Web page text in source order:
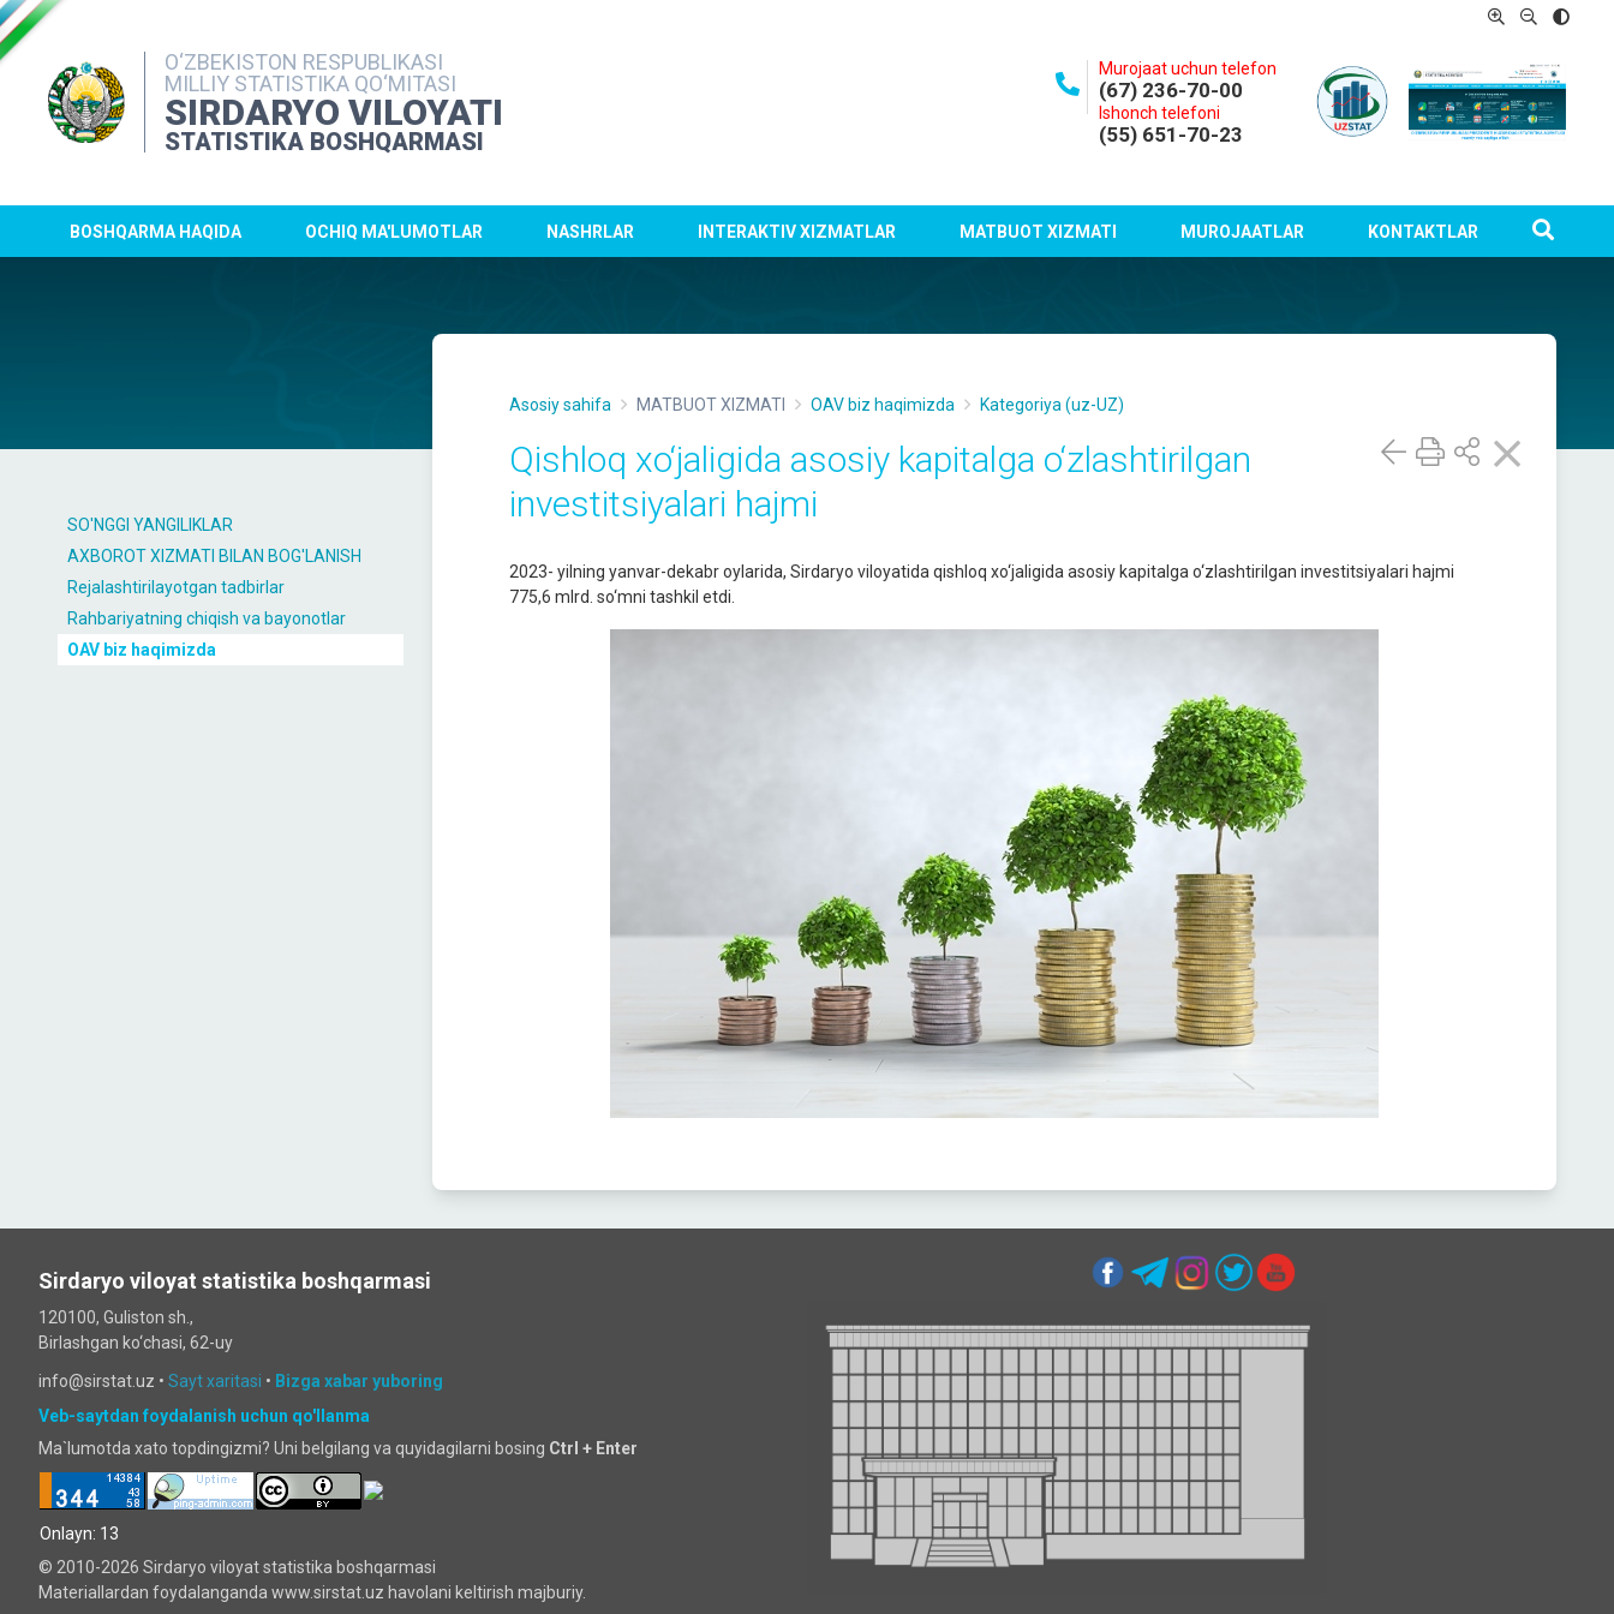
O‘ZBEKISTON RESPUBLIKASI
MILLIY STATISTIKA QO‘MITASI
SIRDARYO VILOYATI
STATISTIKA BOSHQARMASI
Murojaat uchun telefon
(67) 236-70-00
Ishonch telefoni
(55) 651-70-23
BOSHQARMA HAQIDA OCHIQ MA'LUMOTLAR NASHRLAR INTERAKTIV XIZMATLAR MATBUOT XIZMATI MUROJAATLAR KONTAKTLAR
SO'NGGI YANGILIKLAR
AXBOROT XIZMATI BILAN BOG'LANISH
Rejalashtirilayotgan tadbirlar
Rahbariyatning chiqish va bayonotlar
OAV biz haqimizda
Asosiy sahifa MATBUOT XIZMATI OAV biz haqimizda Kategoriya (uz-UZ)
Qishloq xo‘jaligida asosiy kapitalga o‘zlashtirilgan
investitsiyalari hajmi
2023- yilning yanvar-dekabr oylarida, Sirdaryo viloyatida qishloq xo‘jaligida asosiy kapitalga o‘zlashtirilgan investitsiyalari hajmi
775,6 mlrd. so‘mni tashkil etdi.
Sirdaryo viloyat statistika boshqarmasi
120100, Guliston sh.,
Birlashgan ko‘chаsi, 62-uy
info@sirstat.uz • Sayt xaritasi • Bizga xabar yuboring
Veb-saytdan foydalanish uchun qo'llanma
Ma`lumotda xato topdingizmi? Uni belgilang va quyidagilarni bosing Ctrl + Enter
Onlayn: 13
© 2010-2026 Sirdaryo viloyat statistika boshqarmasi
Materiallardan foydalanganda www.sirstat.uz havolani keltirish majburiy.